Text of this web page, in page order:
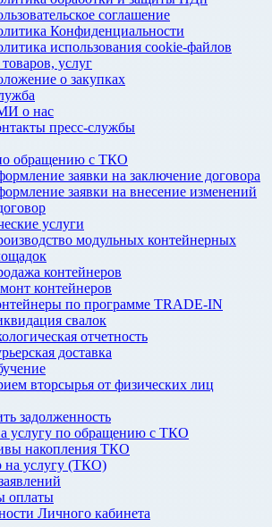
соглашение
Конфиденциальности
использования cookie-файлов
услуг
о закупках
о нас
пресс-службы
обращению с ТКО
заявки на заключение договора
заявки на внесение изменений
услуги
модульных контейнерных
контейнеров
контейнеров
по программе TRADE-IN
свалок
отчетность
доставка
вторсырья от физических лиц
задолженность
услугу по обращению с ТКО
накопления ТКО
на услугу (ТКО)
оплаты
Личного кабинета